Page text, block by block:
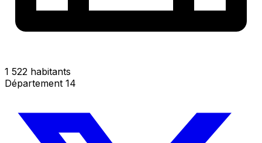
1 522 habitants
Département 14